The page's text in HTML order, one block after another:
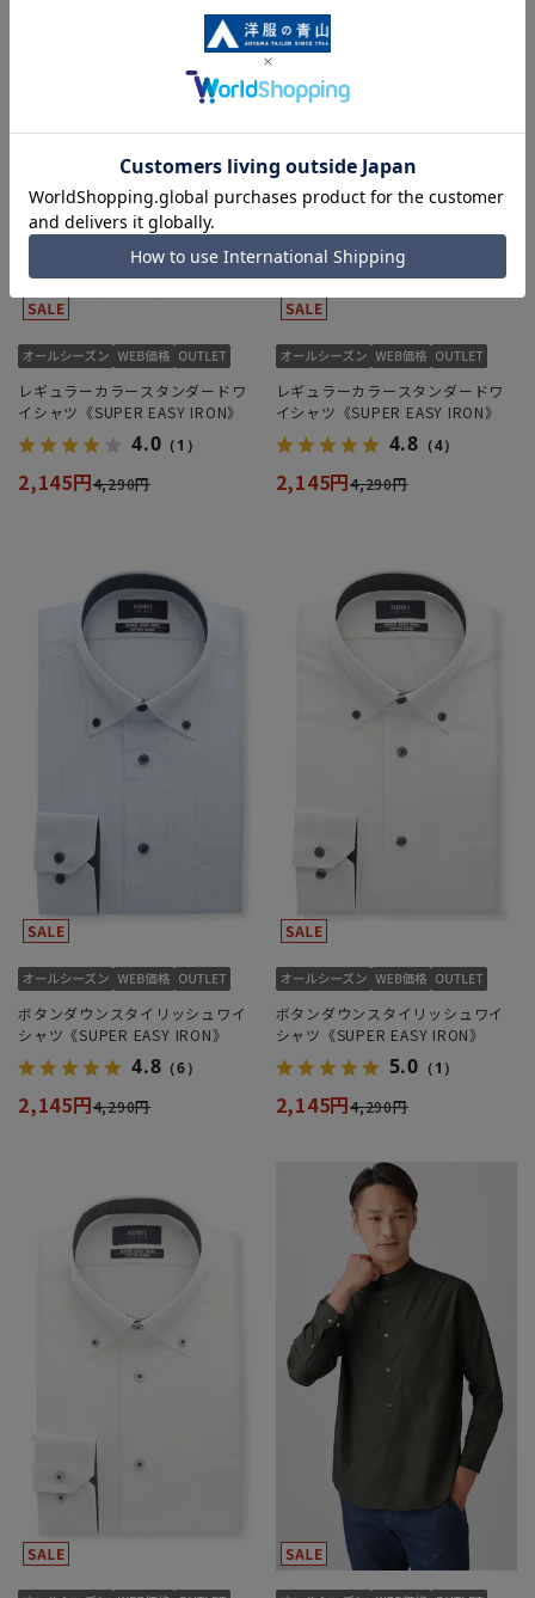
レギュラーカラースタンダードワ
イシャツ《SUPER EASY IRON》
4.0 （1）
2,145円4,290円
レギュラーカラースタンダードワ
イシャツ《SUPER EASY IRON》
4.8 （4）
2,145円4,290円
ボタンダウンスタイリッシュワイ
シャツ《SUPER EASY IRON》
4.8 （6）
2,145円4,290円
ボタンダウンスタイリッシュワイ
シャツ《SUPER EASY IRON》
5.0 （1）
2,145円4,290円